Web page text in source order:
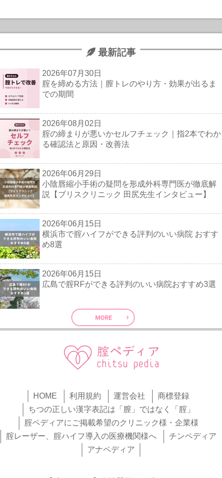
最新記事
2026年07月30日
腟を締める方法｜膣トレのやり方・効果が出るま
での期間
2026年08月02日
腟の締まりが悪いかセルフチェック｜指2本でわか
る確認法と原因・改善法
2026年06月29日
小陰唇縮小手術の疑問を形成外科専門医が徹底解
説【ブリスクリニック 田尻先生インタビュー】
2026年06月15日
横浜市で腟ハイフができる評判のいい病院 おすす
め8選
2026年06月15日
広島で腟RFができる評判のいい病院おすすめ3選
HOME 利用規約 運営会社
商標登録
ちつの正しい漢字表記は「膣」ではなく「腟」
腟ペディアにご掲載希望のクリニック様・企業様
腟レーザー、腟ハイフ導入の医療機関様へ
チンペディア
アナペディア